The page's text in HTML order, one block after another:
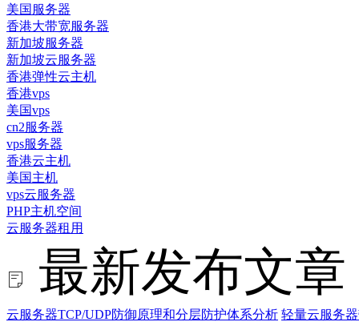
美国服务器
香港大带宽服务器
新加坡服务器
新加坡云服务器
香港弹性云主机
香港vps
美国vps
cn2服务器
vps服务器
香港云主机
美国主机
vps云服务器
PHP主机空间
云服务器租用
最新发布文章
云服务器TCP/UDP防御原理和分层防护体系分析 轻量云服务